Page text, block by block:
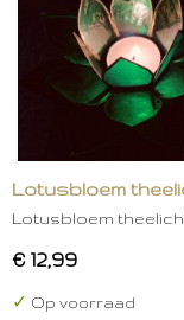
Lotusbloem
Lotusbloem
€ 12,99
✓ Op voorraad